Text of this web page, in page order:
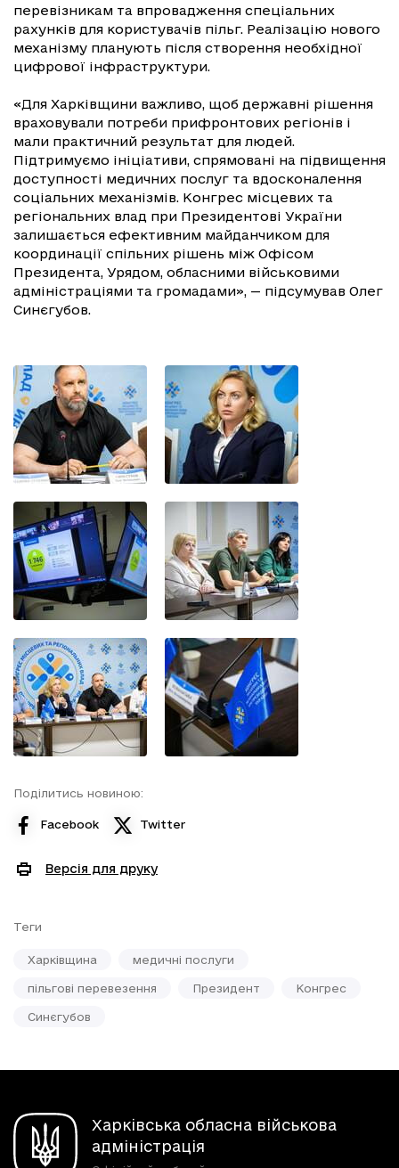
перевізникам та впровадження спеціальних
рахунків для користувачів пільг. Реалізацію нового
механізму планують після створення необхідної
цифрової інфраструктури.
«Для Харківщини важливо, щоб державні рішення
враховували потреби прифронтових регіонів і
мали практичний результат для людей.
Підтримуємо ініціативи, спрямовані на підвищення
доступності медичних послуг та вдосконалення
соціальних механізмів. Конгрес місцевих та
регіональних влад при Президентові України
залишається ефективним майданчиком для
координації спільних рішень між Офісом
Президента, Урядом, обласними військовими
адміністраціями та громадами», — підсумував Олег
Синєгубов.
Поділитись новиною:
Facebook Twitter
Версія для друку
Теги
Харківщина медичні послуги
пільгові перевезення Президент Конгрес
Синєгубов
Харківська обласна військова
адміністрація